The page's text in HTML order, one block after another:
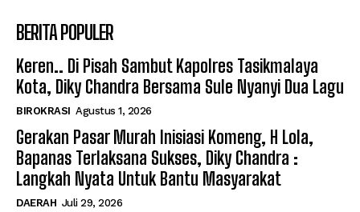
BERITA POPULER
Keren.. Di Pisah Sambut Kapolres Tasikmalaya
Kota, Diky Chandra Bersama Sule Nyanyi Dua Lagu
BIROKRASI Agustus 1, 2026
Gerakan Pasar Murah Inisiasi Komeng, H Lola,
Bapanas Terlaksana Sukses, Diky Chandra :
Langkah Nyata Untuk Bantu Masyarakat
DAERAH Juli 29, 2026